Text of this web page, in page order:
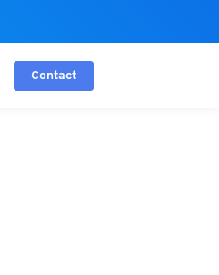
Contact